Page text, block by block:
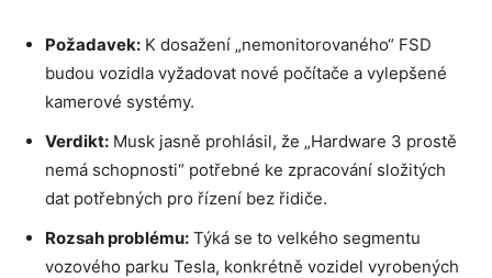
Požadavek: K dosažení „nemonitorovaného“ FSD
budou vozidla vyžadovat nové počítače a vylepšené
kamerové systémy.
Verdikt: Musk jasně prohlásil, že „Hardware 3 prostě
nemá schopnosti“ potřebné ke zpracování složitých
dat potřebných pro řízení bez řidiče.
Rozsah problému: Týká se to velkého segmentu
vozového parku Tesla, konkrétně vozidel vyrobených